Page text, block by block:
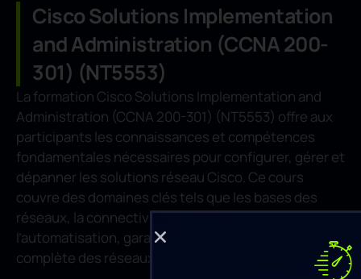
Cisco Solutions Implementation
and Administration (CCNA 200-
301) (NT5553)
La formation Cisco Solutions Implementation and
Administration (CCNA 200-301) (NT5553) offre aux
participants les connaissances et compétences
fondamentales nécessaires pour configurer, gérer et
dépanner les solutions réseau Cisco. Ce cours
couvre des domaines clés tels que les bases des
réseaux, la connectivité IP, les notions de sécurité et
l’automatisation, garantissant une compréhension
complète des réseaux modernes.